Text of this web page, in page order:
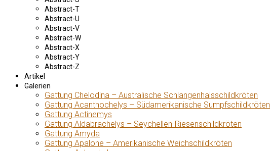
Abstract-T
Abstract-U
Abstract-V
Abstract-W
Abstract-X
Abstract-Y
Abstract-Z
Artikel
Galerien
Gattung Chelodina – Australische Schlangenhalsschildkröten
Gattung Acanthochelys – Südamerikanische Sumpfschildkröten
Gattung Actinemys
Gattung Aldabrachelys – Seychellen-Riesenschildkröten
Gattung Amyda
Gattung Apalone – Amerikanische Weichschildkröten